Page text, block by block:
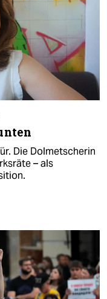
Die Dolmetscherin
– als